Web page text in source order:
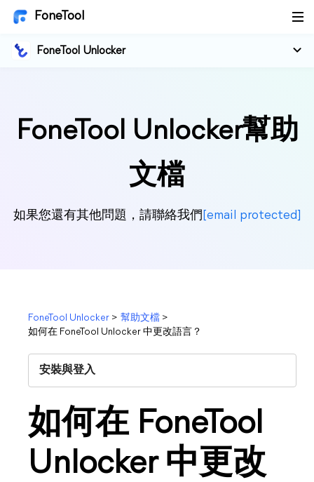
FoneTool
FoneTool Unlocker
FoneTool Unlocker幫助
文檔
如果您還有其他問題，請聯絡我們 [email protected]
FoneTool Unlocker > 幫助文檔 >
如何在 FoneTool Unlocker 中更改語言？
安裝與登入
如何在 FoneTool
Unlocker 中更改